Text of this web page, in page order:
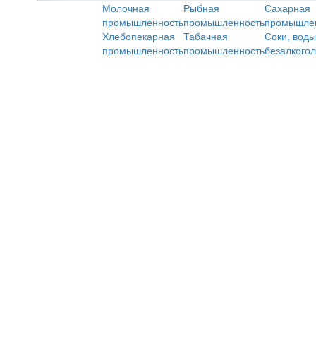
Молочная
промышленность
Рыбная
промышленность
Сахарная
Хлебопекарная
промышленность
Табачная
промышленность
Соки,